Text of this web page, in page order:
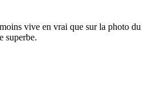
vive en vrai que sur la photo du
superbe.